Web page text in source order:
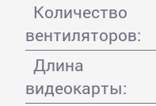
Количество
вентиляторов:
Длина
видеокарты: